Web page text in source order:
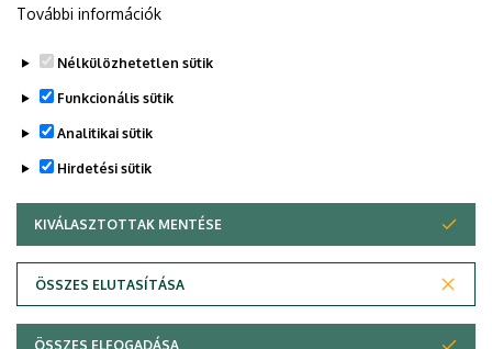
Legutóbb frissítve: 2021. 09. 06. 09:20
További információk
Nélkülözhetetlen sütik
Funkcionális sütik
Analitikai sütik
Hirdetési sütik
KIVÁLASZTOTTAK MENTÉSE
ÖSSZES ELUTASÍTÁSA
WITHDRAW CONSENT
ÖSSZES ELFOGADÁSA